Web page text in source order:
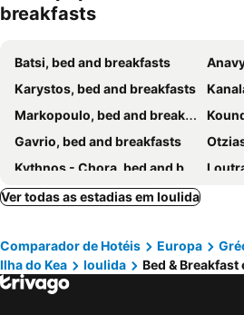
breakfasts
Batsi, bed and breakfasts
Karystos, bed and breakfasts
Markopoulo, bed and breakfasts
Gavrio, bed and breakfasts
Kythnos - Chora, bed and breakfasts
Ver todas as estadias em Ioulida
Comparador de Hotéis Europa
Ilha do Kea
Ioulida Bed & Breakfast